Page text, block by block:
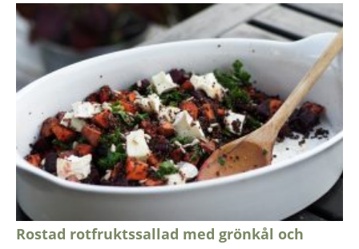
Rostad rotfruktssallad med grönkål och